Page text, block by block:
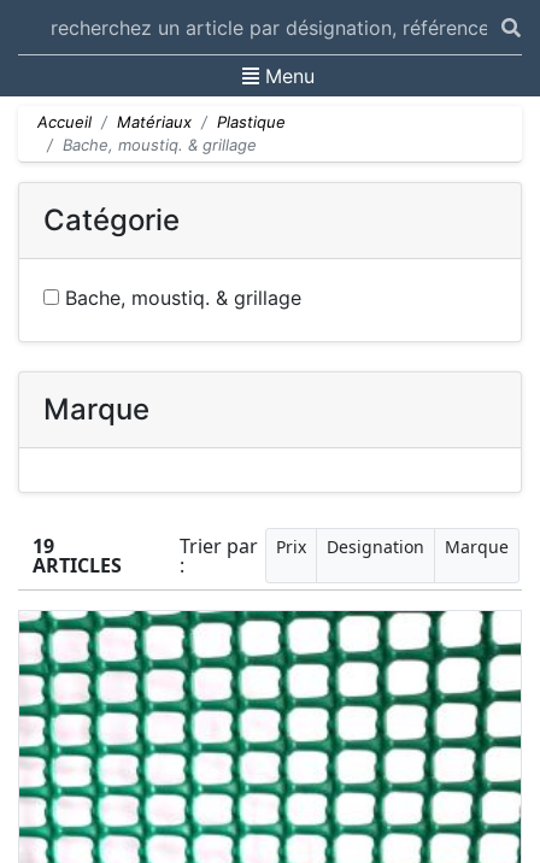
Toggle navigation
Menu
Accueil Matériaux
Plastique
Bache, moustiq. & grillage
Catégorie
Bache, moustiq. & grillage
Marque
19
ARTICLES
Trier par
:
Prix Designation Marque